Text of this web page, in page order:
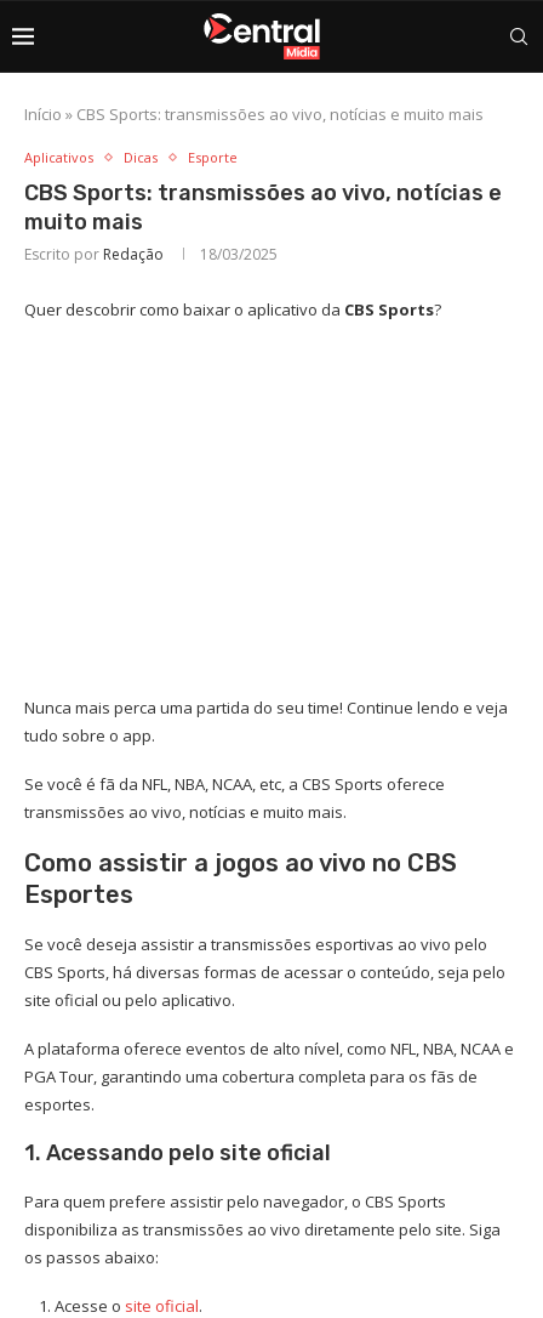
Início » CBS Sports: transmissões ao vivo, notícias e muito mais
Aplicativos Dicas Esporte
CBS Sports: transmissões ao vivo, notícias e
muito mais
Escrito por Redação 18/03/2025
Quer descobrir como baixar o aplicativo da CBS Sports?
Nunca mais perca uma partida do seu time! Continue lendo e veja
tudo sobre o app.
Se você é fã da NFL, NBA, NCAA, etc, a CBS Sports oferece
transmissões ao vivo, notícias e muito mais.
Como assistir a jogos ao vivo no CBS
Esportes
Se você deseja assistir a transmissões esportivas ao vivo pelo
CBS Sports, há diversas formas de acessar o conteúdo, seja pelo
site oficial ou pelo aplicativo.
A plataforma oferece eventos de alto nível, como NFL, NBA, NCAA e
PGA Tour, garantindo uma cobertura completa para os fãs de
esportes.
1. Acessando pelo site oficial
Para quem prefere assistir pelo navegador, o CBS Sports
disponibiliza as transmissões ao vivo diretamente pelo site. Siga
os passos abaixo:
Acesse o site oficial.